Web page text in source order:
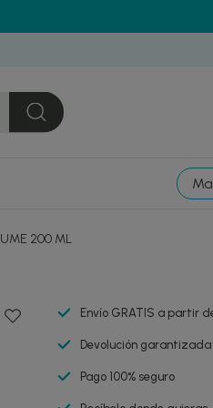
200 ML
Envío GRATIS a partir
Devolución
Pago 100% seguro